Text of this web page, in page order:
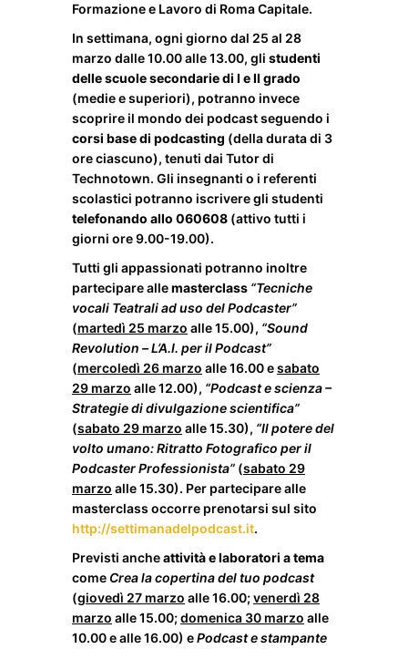
Formazione e Lavoro di Roma Capitale.
In settimana, ogni giorno dal 25 al 28
marzo dalle 10.00 alle 13.00, gli studenti
delle scuole secondarie di I e II grado
(medie e superiori), potranno invece
scoprire il mondo dei podcast seguendo i
corsi base di podcasting (della durata di 3
ore ciascuno), tenuti dai Tutor di
Technotown. Gli insegnanti o i referenti
scolastici potranno iscrivere gli studenti
telefonando allo 060608 (attivo tutti i
giorni ore 9.00-19.00).
Tutti gli appassionati potranno inoltre
partecipare allemasterclass “Tecniche
vocali Teatrali ad uso del Podcaster”
(martedì 25 marzo alle 15.00), “Sound
Revolution –L’A.I. per il Podcast”
(mercoledì 26 marzo alle 16.00 esabato
29 marzo alle 12.00), “Podcast e scienza –
Strategie di divulgazione scientifica”
(sabato 29 marzo alle 15.30), “Il potere del
volto umano: Ritratto Fotografico per il
Podcaster Professionista” (sabato 29
marzo alle 15.30). Per partecipare alle
masterclass occorre prenotarsi sul sito
http://settimanadelpodcast.it.
Previsti ancheattività e laboratori a tema
come Crea la copertina del tuo podcast
(giovedì 27 marzo alle 16.00;venerdì 28
marzo alle 15.00;domenica 30 marzo alle
10.00 e alle 16.00) ePodcast e stampante